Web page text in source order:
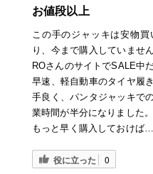
お値段以上
この手のジャッキは安物
り、今まで購入していませ
ROさんのサイトでSALE中
早速、軽自動車のタイヤ履
手良く、パンタジャッキで
業時間が半分になりました。
もっと早く購入しておけば…
役に立った 0